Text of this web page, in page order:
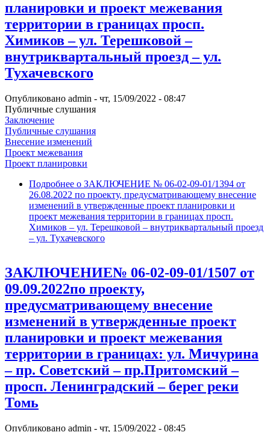
планировки и проект межевания
территории в границах просп.
Химиков – ул. Терешковой –
внутриквартальный проезд – ул.
Тухачевского
Опубликовано admin - чт, 15/09/2022 - 08:47
Публичные слушания
Заключение
Публичные слушания
Внесение изменений
Проект межевания
Проект планировки
Подробнее о ЗАКЛЮЧЕНИЕ № 06-02-09-01/1394 от
26.08.2022 по проекту, предусматривающему внесение
изменений в утвержденные проект планировки и
проект межевания территории в границах просп.
Химиков – ул. Терешковой – внутриквартальный проезд
– ул. Тухачевского
ЗАКЛЮЧЕНИЕ№ 06-02-09-01/1507 от
09.09.2022по проекту,
предусматривающему внесение
изменений в утвержденные проект
планировки и проект межевания
территории в границах: ул. Мичурина
– пр. Советский – пр.Притомский –
просп. Ленинградский – берег реки
Томь
Опубликовано admin - чт, 15/09/2022 - 08:45